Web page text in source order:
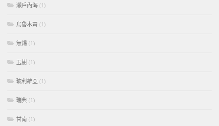
瀨戶內海 (1)
烏魯木齊 (1)
無錫 (1)
玉樹 (1)
玻利維亞 (1)
瑞典 (1)
甘南 (1)